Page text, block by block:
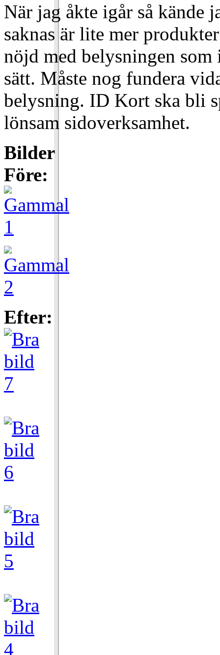
När jag åkte igår så kände
saknas är lite mer
nöjd med belysningen
sätt. Måste nog fundera
belysning. ID Kort ska bli
lönsam sidoverksamhet.
Bilder
Före:
Efter: